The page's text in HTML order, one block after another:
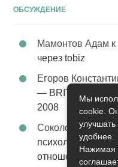
ОБСУЖДЕНИЕ
Мамонтов Адам
через tobiz
Егоров
— BRITAX Evolva
2008
Соколова Эльзак
психолога –
отношениях
Мы
cookie.
улучшать
удобнее.
Нажимая